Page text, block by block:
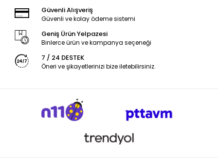
Güvenli Alışveriş
Güvenli ve kolay ödeme sistemi
Geniş Ürün Yelpazesi
Binlerce ürün ve kampanya seçeneği
7 / 24 DESTEK
Öneri ve şikayetlerinizi bize iletebilirsiniz.